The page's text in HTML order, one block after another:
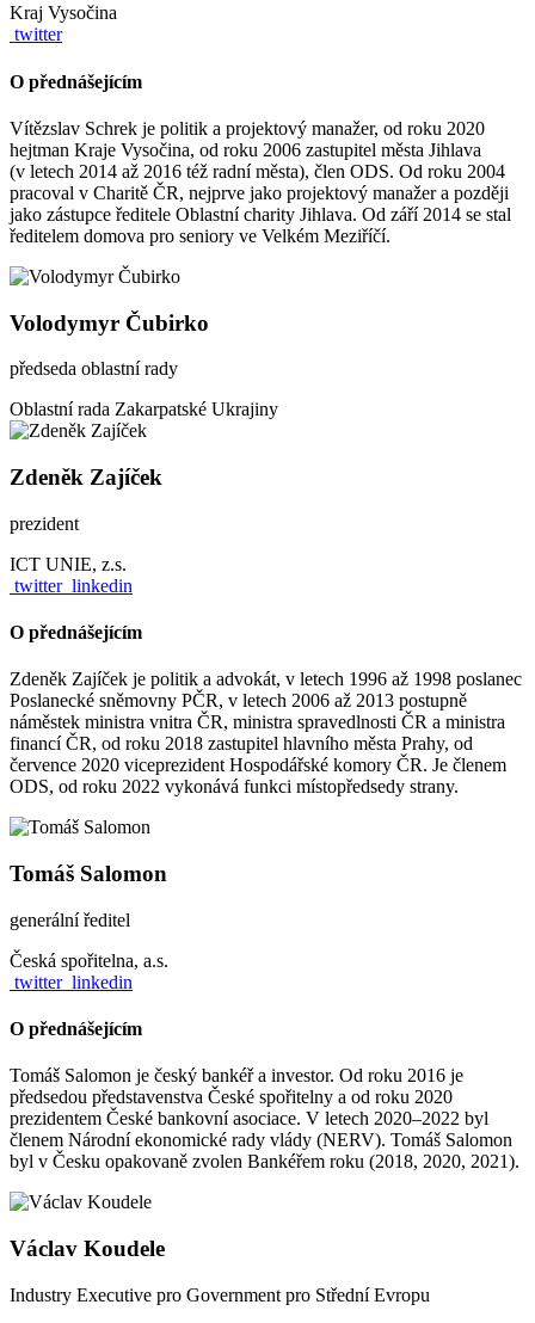
Kraj Vysočina
twitter
O přednášejícím
Vítězslav Schrek je politik a projektový manažer, od roku 2020
hejtman Kraje Vysočina, od roku 2006 zastupitel města Jihlava
(v letech 2014 až 2016 též radní města), člen ODS. Od roku 2004
pracoval v Charitě ČR, nejprve jako projektový manažer a později
jako zástupce ředitele Oblastní charity Jihlava. Od září 2014 se stal
ředitelem domova pro seniory ve Velkém Meziříčí.
Volodymyr Čubirko
předseda oblastní rady
Oblastní rada Zakarpatské Ukrajiny
Zdeněk Zajíček
prezident
ICT UNIE, z.s.
twitter linkedin
O přednášejícím
Zdeněk Zajíček je politik a advokát, v letech 1996 až 1998 poslanec
Poslanecké sněmovny PČR, v letech 2006 až 2013 postupně
náměstek ministra vnitra ČR, ministra spravedlnosti ČR a ministra
financí ČR, od roku 2018 zastupitel hlavního města Prahy, od
července 2020 viceprezident Hospodářské komory ČR. Je členem
ODS, od roku 2022 vykonává funkci místopředsedy strany.
Tomáš Salomon
generální ředitel
Česká spořitelna, a.s.
twitter linkedin
O přednášejícím
Tomáš Salomon je český bankéř a investor. Od roku 2016 je
předsedou představenstva České spořitelny a od roku 2020
prezidentem České bankovní asociace. V letech 2020–2022 byl
členem Národní ekonomické rady vlády (NERV). Tomáš Salomon
byl v Česku opakovaně zvolen Bankéřem roku (2018, 2020, 2021).
Václav Koudele
Industry Executive pro Government pro Střední Evropu